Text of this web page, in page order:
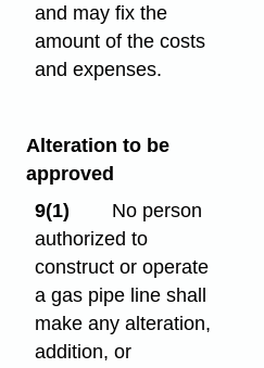
and may fix the
amount of the costs
and expenses.
Alteration to be
approved
9(1)
No person
authorized to
construct or operate
a gas pipe line shall
make any alteration,
addition, or